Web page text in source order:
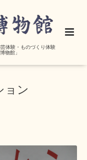
体験・ものづくり体験
物館」
ョン